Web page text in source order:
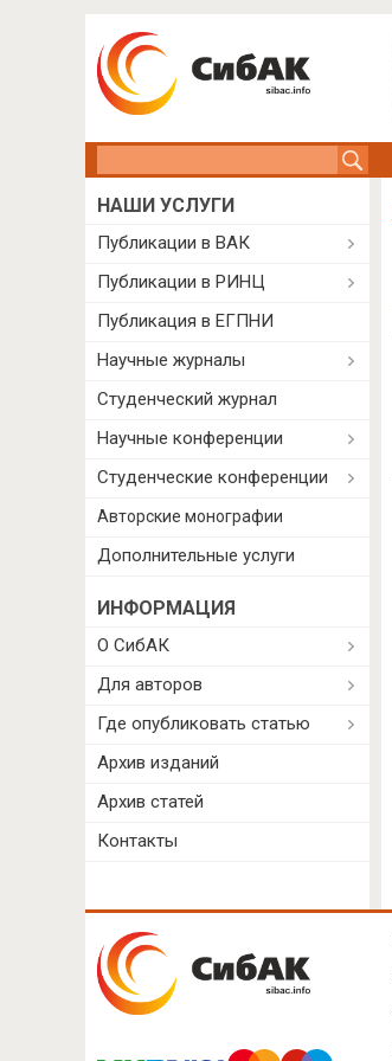
НАШИ УСЛУГИ
Публикации в ВАК
Публикации в РИНЦ
Публикация в ЕГПНИ
Научные журналы
Студенческий журнал
Научные конференции
Студенческие конференции
Авторские монографии
Дополнительные услуги
ИНФОРМАЦИЯ
О СибАК
Для авторов
Где опубликовать статью
Архив изданий
Архив статей
Контакты